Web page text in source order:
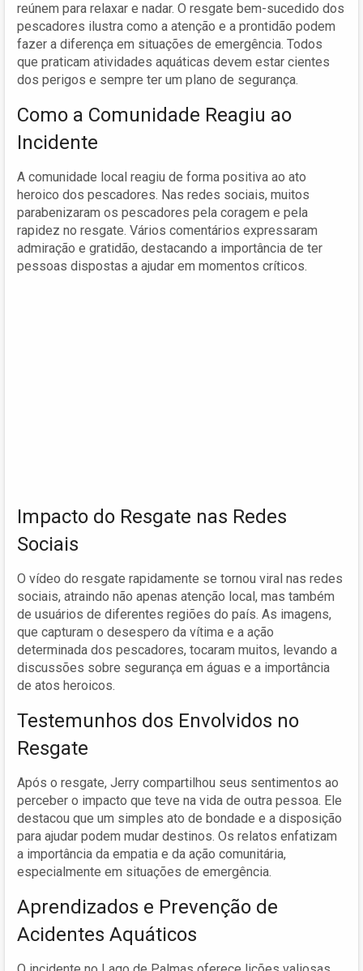
reúnem para relaxar e nadar. O resgate bem-sucedido dos
pescadores ilustra como a atenção e a prontidão podem
fazer a diferença em situações de emergência. Todos
que praticam atividades aquáticas devem estar cientes
dos perigos e sempre ter um plano de segurança.
Como a Comunidade Reagiu ao
Incidente
A comunidade local reagiu de forma positiva ao ato
heroico dos pescadores. Nas redes sociais, muitos
parabenizaram os pescadores pela coragem e pela
rapidez no resgate. Vários comentários expressaram
admiração e gratidão, destacando a importância de ter
pessoas dispostas a ajudar em momentos críticos.
Impacto do Resgate nas Redes
Sociais
O vídeo do resgate rapidamente se tornou viral nas redes
sociais, atraindo não apenas atenção local, mas também
de usuários de diferentes regiões do país. As imagens,
que capturam o desespero da vítima e a ação
determinada dos pescadores, tocaram muitos, levando a
discussões sobre segurança em águas e a importância
de atos heroicos.
Testemunhos dos Envolvidos no
Resgate
Após o resgate, Jerry compartilhou seus sentimentos ao
perceber o impacto que teve na vida de outra pessoa. Ele
destacou que um simples ato de bondade e a disposição
para ajudar podem mudar destinos. Os relatos enfatizam
a importância da empatia e da ação comunitária,
especialmente em situações de emergência.
Aprendizados e Prevenção de
Acidentes Aquáticos